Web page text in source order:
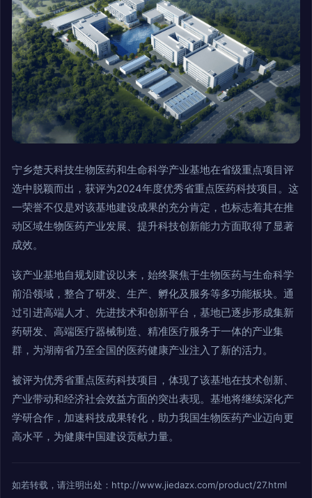
宁乡楚天科技生物医药和生命科学产业基地在省级重点项目评
选中脱颖而出，获评为2024年度优秀省重点医药科技项目。这
一荣誉不仅是对该基地建设成果的充分肯定，也标志着其在推
动区域生物医药产业发展、提升科技创新能力方面取得了显著
成效。
该产业基地自规划建设以来，始终聚焦于生物医药与生命科学
前沿领域，整合了研发、生产、孵化及服务等多功能板块。通
过引进高端人才、先进技术和创新平台，基地已逐步形成集新
药研发、高端医疗器械制造、精准医疗服务于一体的产业集
群，为湖南省乃至全国的医药健康产业注入了新的活力。
被评为优秀省重点医药科技项目，体现了该基地在技术创新、
产业带动和经济社会效益方面的突出表现。基地将继续深化产
学研合作，加速科技成果转化，助力我国生物医药产业迈向更
高水平，为健康中国建设贡献力量。
如若转载，请注明出处：http://www.jiedazx.com/product/27.html